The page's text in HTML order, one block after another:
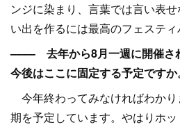
ンジに染まり、言葉では言い表
い出を作るには最高のフェスティ
–––– 去年から8月一週に開催さ
今後はここに固定する予定ですか
今年終わってみなければわか
期を予定しています。やはりホ